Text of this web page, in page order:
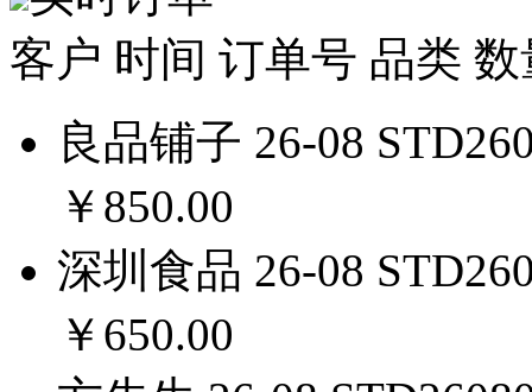
客户 时间 订单号 品类 数
良品铺子 26-08
￥850.00
深圳食品 26-08
￥650.00